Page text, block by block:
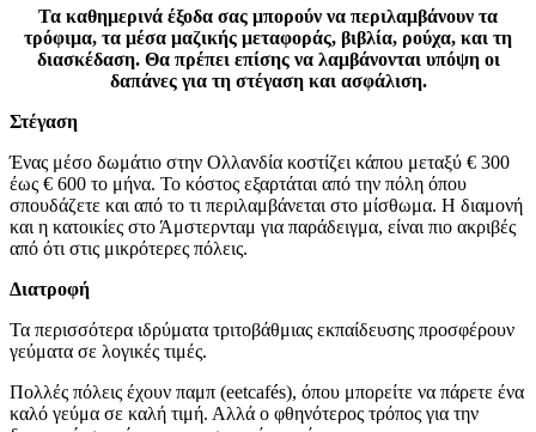
Τα καθημερινά έξοδα σας μπορούν να περιλαμβάνουν τα
τρόφιμα, τα μέσα μαζικής μεταφοράς, βιβλία, ρούχα, και τη
διασκέδαση. Θα πρέπει επίσης να λαμβάνονται υπόψη οι
δαπάνες για τη στέγαση και ασφάλιση.
Στέγαση
Ένας μέσο δωμάτιο στην Ολλανδία κοστίζει κάπου μεταξύ € 300
έως € 600 το μήνα. Το κόστος εξαρτάται από την πόλη όπου
σπουδάζετε και από το τι περιλαμβάνεται στο μίσθωμα. Η διαμονή
και η κατοικίες στο Άμστερνταμ για παράδειγμα, είναι πιο ακριβές
από ότι στις μικρότερες πόλεις.
Διατροφή
Τα περισσότερα ιδρύματα τριτοβάθμιας εκπαίδευσης προσφέρουν
γεύματα σε λογικές τιμές.
Πολλές πόλεις έχουν παμπ (eetcafés), όπου μπορείτε να πάρετε ένα
καλό γεύμα σε καλή τιμή. Αλλά ο φθηνότερος τρόπος για την